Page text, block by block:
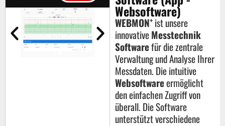
Websoftware)
WEBMON+ ist unsere
innovativeMesstechnik
Softwarefür die zentrale
Verwaltung und Analyse Ihrer
Messdaten. Die intuitive
Websoftwareermöglicht
den einfachen Zugriff von
überall. Die Software
unterstützt verschiedene